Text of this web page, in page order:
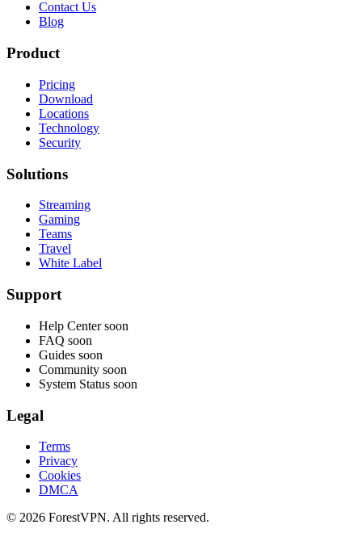
Contact Us
Blog
Product
Pricing
Download
Locations
Technology
Security
Solutions
Streaming
Gaming
Teams
Travel
White Label
Support
Help Center soon
FAQ soon
Guides soon
Community soon
System Status soon
Legal
Terms
Privacy
Cookies
DMCA
© 2026 ForestVPN. All rights reserved.